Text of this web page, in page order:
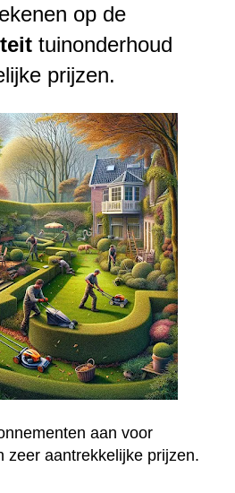
op de
tuinonderhoud
prijzen.
aan voor
zeer aantrekkelijke prijzen.